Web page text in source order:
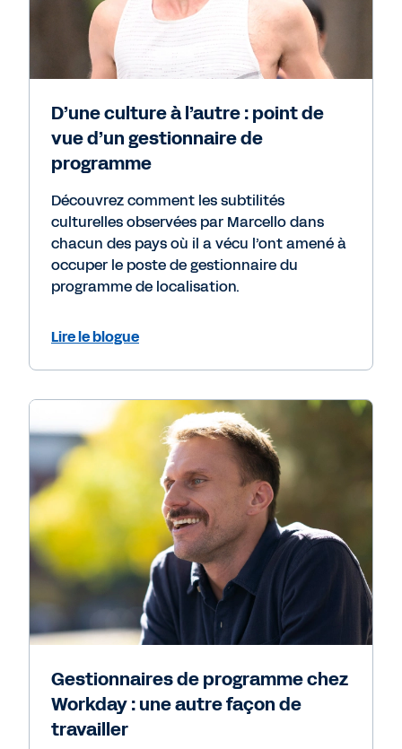
D’une culture à l’autre : point de
vue d’un gestionnaire de
programme
Découvrez comment les subtilités
culturelles observées par Marcello dans
chacun des pays où il a vécu l’ont amené à
occuper le poste de gestionnaire du
programme de localisation.
Lire le blogue
Gestionnaires de programme chez
Workday : une autre façon de
travailler